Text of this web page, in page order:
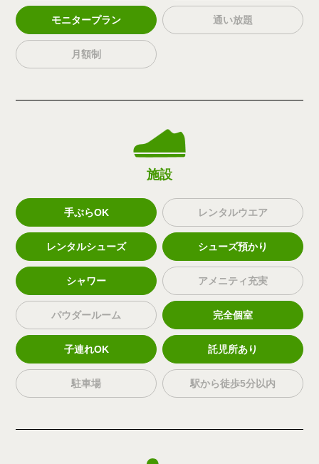
モニタープラン 通い放題
月額制
施設
手ぶらOK レンタルウエア
レンタルシューズ シューズ預かり
シャワー アメニティ充実
パウダールーム 完全個室
子連れOK 託児所あり
駐車場 駅から徒歩5分以内